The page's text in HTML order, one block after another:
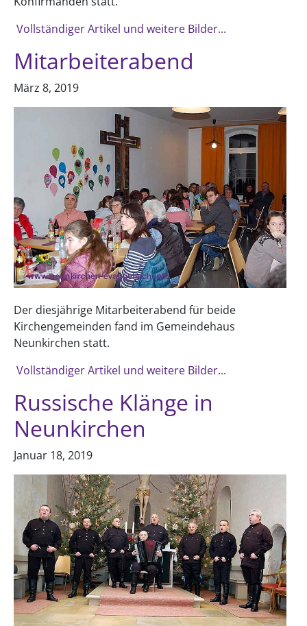
Vollständiger Artikel und weitere Bilder...
Mitarbeiterabend
März 8, 2019
Der diesjährige Mitarbeiterabend für beide
Kirchengemeinden fand im Gemeindehaus
Neunkirchen statt.
Vollständiger Artikel und weitere Bilder...
Russische Klänge in
Neunkirchen
Januar 18, 2019